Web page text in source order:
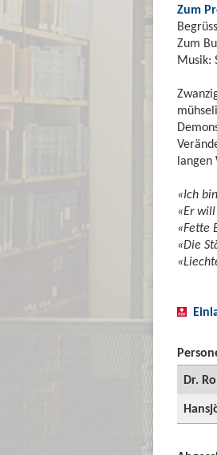
Zum
Zum
Musik:
langen
«Ich
«Er
«Fette
«Die
Dr.